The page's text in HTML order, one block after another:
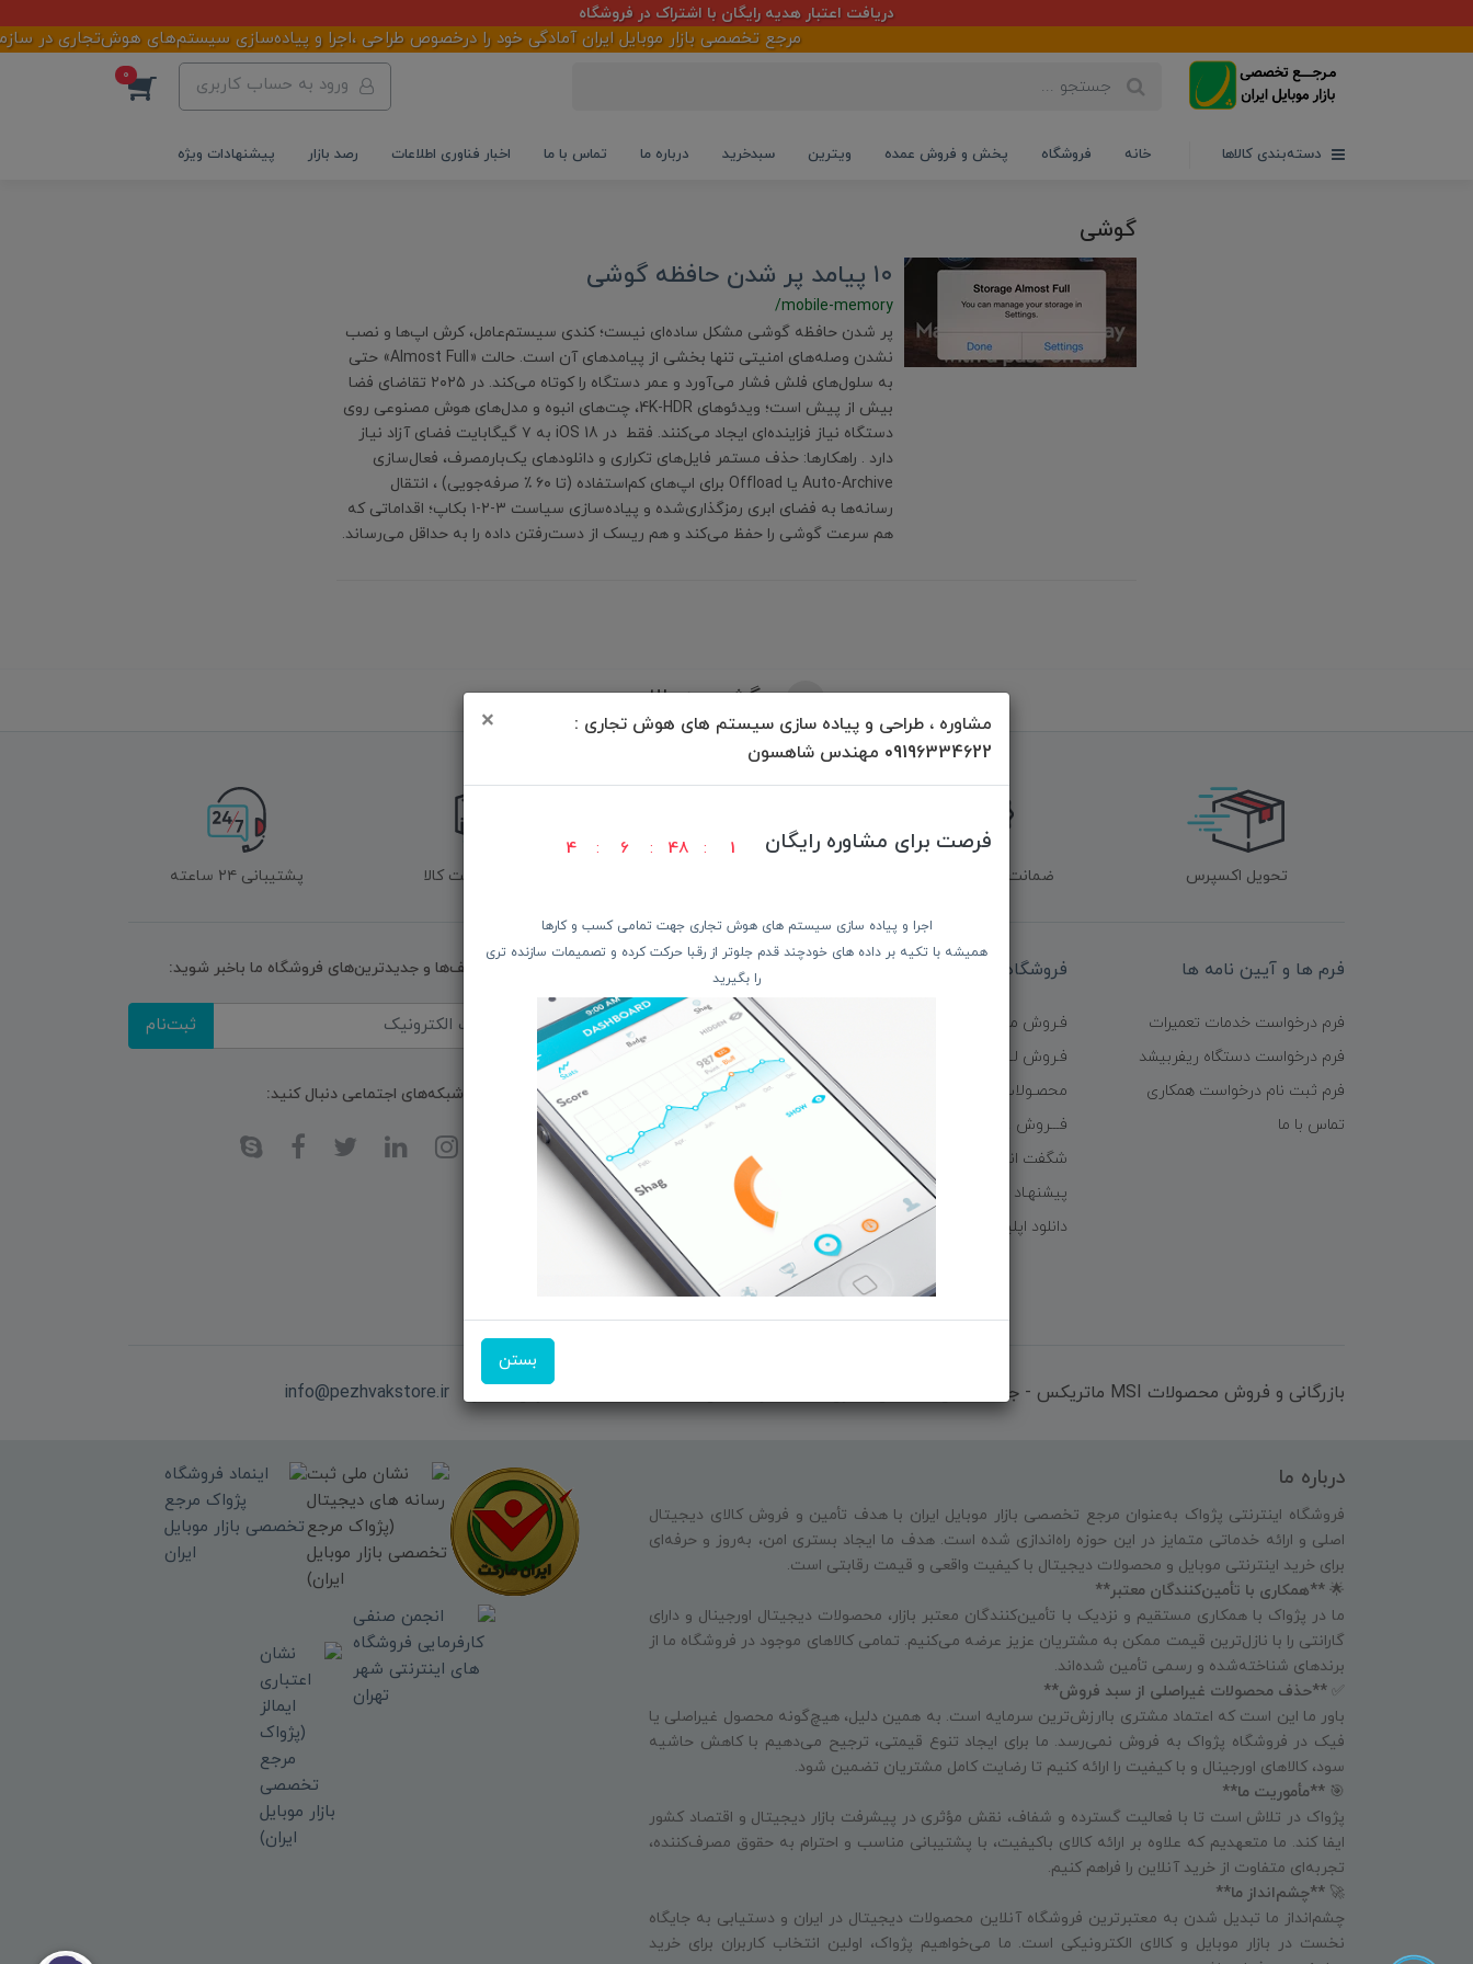
مشاوره ، طراحی و پیاده سازی سیستم های هوش تجاری :
09196334622 مهندس شاهسون
×
فرصت برای مشاوره رایگان 4 6 48 0
اجرا و پیاده سازی سیستم های هوش تجاری جهت تمامی کسب و کارها
همیشه با تکیه بر داده های خودچند قدم جلوتر از رقبا حرکت کرده و تصمیمات سازنده تری
را بگیرید
بستن
دریافت اعتبار هدیه رایگان با اشتراک در فروشگاه
مرجع تخصصی بازار موبایل ایران آمادگی خود را درخصوص طراحی ،اجرا و پیاده‌سازی سیستم‌های هوش‌تجاری در
ورود به حساب کاربری 0
دسته‌بندی کالاها خانه فروشگاه پخش و فروش عمده ویترین سبدخرید درباره ما تماس با ما اخبار فناوری اطلاعات رصد بازار پیشنهادات ویژه
گوشی
۱۰ پیامد پر شدن حافظه گوشی
/mobile-memory
پر شدن حافظه گوشی مشکل ساده‌ای نیست؛ کندی سیستم‌عامل، کرش اپ‌ها و نصب
نشدن وصله‌های امنیتی تنها بخشی از پیامدهای آن است. حالت «Almost Full» حتی
به سلول‌های فلش فشار می‌آورد و عمر دستگاه را کوتاه می‌کند. در ۲۰۲۵ تقاضای فضا
بیش از پیش است؛ ویدئوهای 4K-HDR، چت‌های انبوه و مدل‌های هوش مصنوعی روی
دستگاه نیاز فزاینده‌ای ایجاد می‌کنند. فقط در iOS 18 به ۷ گیگابایت فضای آزاد نیاز
دارد . راهکارها: حذف مستمر فایل‌های تکراری و دانلودهای یک‌بارمصرف، فعال‌سازی
Auto-Archive یا Offload برای اپ‌های کم‌استفاده (تا ۶۰ ٪ صرفه‌جویی) ، انتقال
رسانه‌ها به فضای ابری رمزگذاری‌شده و پیاده‌سازی سیاست ۳-۲-۱ بکاپ؛ اقداماتی که
هم سرعت گوشی را حفظ می‌کند و هم ریسک از دست‌رفتن داده را به حداقل می‌رساند.
برگشت به بالا
تحویل اکسپرس ضمانت اصل‌بودن کالا ضمانت بازگشت کالا پشتیبانی ۲۴ ساعته
فرم ها و آیین نامه ها
فرم درخواست خدمات تعمیرات
فرم درخواست دستگاه ریفربیشد
فرم ثبت نام درخواست همکاری
تماس با ما
فروشگاه
فـروش موبایـل و تبــلت
فـروش لـــوازم جانبـــی
محصـولات ریفربیشـد
فـــروش عُمـده کــالا
شگفت انگیزان منتخب
پیشنهـاد شگفت انگیز
دانلود اپلیکیشن فروشگاه
دسترسی سریع
صفحه ابتدایی سایت
راهنمای ثبت سفارش
معرفـــی همکــاران
حــــریم خصوصـی
ویتریــن فروشگـــاه
درباره ما بیشتر بدانید
اخبار فناوری اطلاعات
پیگیری مرسوله پستی
دعوت به همکاری
از تخفیف‌ها و جدیدترین‌های فروشگاه ما باخبر شوید:
ثبت‌نام
ما را در شبکه‌های اجتماعی دنبال کنید:
بازرگانی و فروش محصولات MSI ماتریکس - جناب آقای مهندس باقری آدرس ایمیل: info@pezhvakstore.ir
درباره ما
فروشگاه اینترنتی پژواک به‌عنوان مرجع تخصصی بازار موبایل ایران با هدف تأمین و فروش کالای دیجیتال
اصلی و ارائه خدماتی متمایز در این حوزه راه‌اندازی شده است. هدف ما ایجاد بستری امن، به‌روز و حرفه‌ای
برای خرید اینترنتی موبایل و محصولات دیجیتال با کیفیت واقعی و قیمت رقابتی است.
🌟 **همکاری با تأمین‌کنندگان معتبر**
ما در پژواک با همکاری مستقیم و نزدیک با تأمین‌کنندگان معتبر بازار، محصولات دیجیتال اورجینال و دارای
گارانتی را با نازل‌ترین قیمت ممکن به مشتریان عزیز عرضه می‌کنیم. تمامی کالاهای موجود در فروشگاه ما از
برندهای شناخته‌شده و رسمی تأمین شده‌اند.
✅ **حذف محصولات غیراصلی از سبد فروش**
باور ما این است که اعتماد مشتری باارزش‌ترین سرمایه است. به همین دلیل، هیچ‌گونه محصول غیراصلی یا
فیک در فروشگاه پژواک به فروش نمی‌رسد. ما برای ایجاد تنوع قیمتی، ترجیح می‌دهیم با کاهش حاشیه
سود، کالاهای اورجینال و با کیفیت را ارائه کنیم تا رضایت کامل مشتریان تضمین شود.
🎯 **مأموریت ما**
پژواک در تلاش است تا با فعالیت گسترده و شفاف، نقش مؤثری در پیشرفت بازار دیجیتال و اقتصاد کشور
ایفا کند. ما متعهدیم که علاوه بر ارائه کالای باکیفیت، با پشتیبانی مناسب و احترام به حقوق مصرف‌کننده،
تجربه‌ای متفاوت از خرید آنلاین را فراهم کنیم.
🚀 **چشم‌انداز ما**
چشم‌انداز ما تبدیل شدن به معتبرترین فروشگاه آنلاین محصولات دیجیتال در ایران و دستیابی به جایگاه
نخست در بازار موبایل و کالای الکترونیکی است. ما می‌خواهیم پژواک، اولین انتخاب کاربران برای خرید